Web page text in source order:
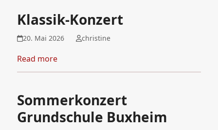
Klassik-Konzert
20. Mai 2026 christine
Read more
Sommerkonzert
Grundschule Buxheim